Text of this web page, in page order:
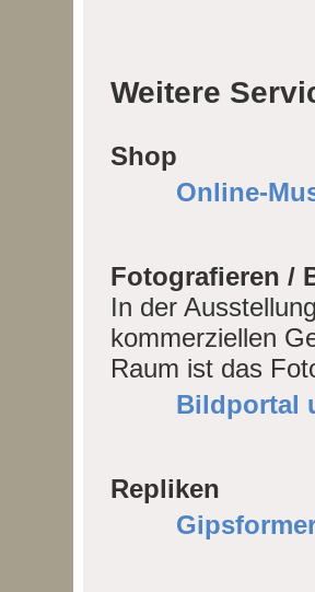
Weitere
Shop
Online-
Fotografieren /
In der
kommerziellen
Raum ist das
Bildportal
Repliken